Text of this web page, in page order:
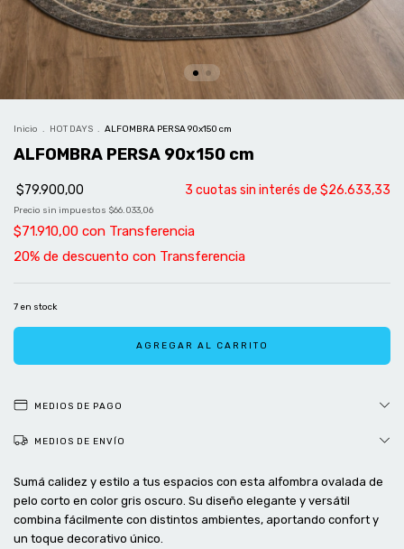
Inicio . HOT DAYS . ALFOMBRA PERSA 90x150 cm
ALFOMBRA PERSA 90x150 cm
$79.900,00 3 cuotas sin interés de $26.633,33
Precio sin impuestos $66.033,06
$71.910,00 con Transferencia
7 en stock
MEDIOS DE PAGO
MEDIOS DE ENVÍO
Sumá calidez y estilo a tus espacios con esta alfombra ovalada de
pelo corto en color gris oscuro. Su diseño elegante y versátil
combina fácilmente con distintos ambientes, aportando confort y
un toque decorativo único.